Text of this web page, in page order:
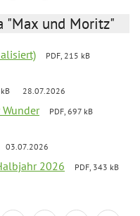
"Max und Moritz"
PDF, 215 kB
28.07.2026
PDF, 697 kB
03.07.2026
2026
PDF, 343 kB